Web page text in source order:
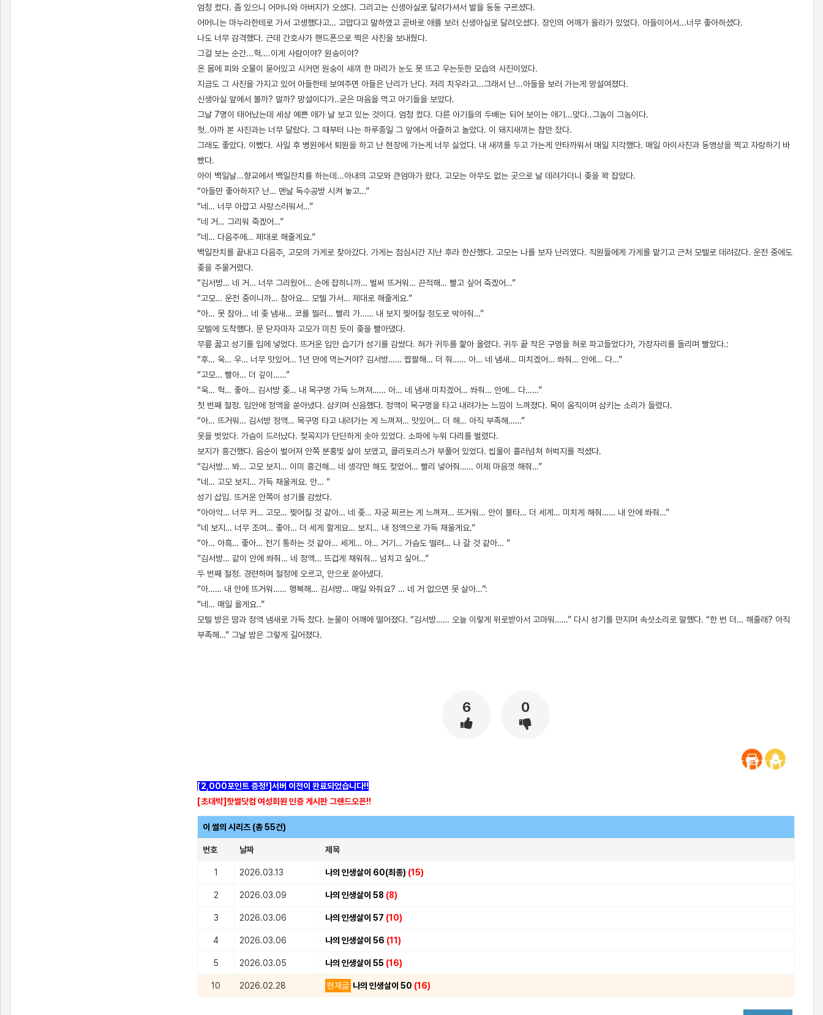
엄청 컸다. 좀 있으니 어머니와 아버지가 오셨다. 그리고는 신생아실로 달려가셔서 발을 동동 구르셨다.
어머니는 마누라한테로 가서 고생했다고… 고맙다고 말하였고 곧바로 애를 보러 신생아실로 달려오셨다. 장인의 어깨가 올라가 있었다. 아들이어서...너무 좋아하셨다.
나도 너무 감격했다. 근데 간호사가 핸드폰으로 찍은 사진을 보내줬다.
그걸 보는 순간...헉....이게 사람이야? 원숭이야?
온 몸에 피와 오물이 묻어있고 시커먼 원숭이 새끼 한 마리가 눈도 못 뜨고 우는듯한 모습의 사진이었다.
지금도 그 사진을 가지고 있어 아들한테 보여주면 아들은 난리가 난다. 저리 치우라고...그래서 난...아들을 보러 가는게 망설여졌다.
신생아실 앞에서 볼까? 말까? 망설이다가..굳은 마음을 먹고 아기들을 보았다.
그날 7명이 태어났는데 세상 예쁜 애가 날 보고 있는 것이다. 엄청 컸다. 다른 아기들의 두배는 되어 보이는 애기...맞다..그놈이 그놈이다.
헛..아까 본 사진과는 너무 달랐다. 그 때부터 나는 하루종일 그 앞에서 아즐하고 놀았다. 이 돼지새끼는 잠만 잤다.
그래도 좋았다. 이뻤다. 사일 후 병원에서 퇴원을 하고 난 현장에 가는게 너무 싫었다. 내 새끼를 두고 가는게 안타까워서 매일 지각했다. 매일 아이사진과 동영상을 찍고 자랑하기 바
빴다.
아이 백일날...향교에서 백일잔치를 하는데...아내의 고모와 큰엄마가 왔다. 고모는 아무도 없는 곳으로 날 데려가더니 좆을 꽉 잡았다.
“아들만 좋아하지? 난… 맨날 독수공방 시켜 놓고…”
“네… 너무 아깝고 사랑스러워서…”
“네 거… 그리워 죽겠어…”
“네… 다음주에… 제대로 해줄게요.”
백일잔치를 끝내고 다음주, 고모의 가게로 찾아갔다. 가게는 점심시간 지난 후라 한산했다. 고모는 나를 보자 난리였다. 직원들에게 가게를 맡기고 근처 모텔로 데려갔다. 운전 중에도
좆을 주물거렸다.
“김서방… 네 거… 너무 그리웠어… 손에 잡히니까… 벌써 뜨거워… 끈적해… 빨고 싶어 죽겠어…”
“고모… 운전 중이니까… 참아요… 모텔 가서… 제대로 해줄게요.”
“아… 못 참아… 네 좆 냄새… 코를 찔러… 빨리 가…… 내 보지 찢어질 정도로 박아줘…”
모텔에 도착했다. 문 닫자마자 고모가 미친 듯이 좆을 빨아댔다.
무릎 꿇고 성기를 입에 넣었다. 뜨거운 입안 습기가 성기를 감쌌다. 혀가 귀두를 핥아 올렸다. 귀두 끝 작은 구멍을 혀로 파고들었다가, 가장자리를 돌리며 빨았다.:
“후… 욱… 우… 너무 맛있어… 1년 만에 먹는거야? 김서방…… 짭짤해… 더 줘…… 아… 네 냄새… 미치겠어… 쏴줘… 안에… 다…”
“고모… 빨아… 더 깊이……”
“욱… 헉… 좋아… 김서방 좆… 내 목구멍 가득 느껴져…… 아… 네 냄새 미치겠어… 쏴줘… 안에… 다……”
첫 번째 절정. 입안에 정액을 쏟아냈다. 삼키며 신음했다. 정액이 목구멍을 타고 내려가는 느낌이 느껴졌다. 목이 움직이며 삼키는 소리가 들렸다.
“아… 뜨거워… 김서방 정액… 목구멍 타고 내려가는 게 느껴져… 맛있어… 더 해… 아직 부족해……”
옷을 벗었다. 가슴이 드러났다. 젖꼭지가 단단하게 솟아 있었다. 소파에 누워 다리를 벌렸다.
보지가 흥건했다. 음순이 벌어져 안쪽 분홍빛 살이 보였고, 클리토리스가 부풀어 있었다. 씹물이 흘러넘쳐 허벅지를 적셨다.
“김서방… 봐… 고모 보지… 이미 흥건해… 네 생각만 해도 젖었어… 빨리 넣어줘…… 이제 마음껏 해줘…”
“네… 고모 보지… 가득 채울게요. 안… ”
성기 삽입. 뜨거운 안쪽이 성기를 감쌌다.
“아아악… 너무 커… 고모… 찢어질 것 같아… 네 좆… 자궁 찌르는 게 느껴져… 뜨거워… 안이 불타… 더 세게… 미치게 해줘…… 내 안에 쏴줘…”
“네 보지… 너무 조여… 좋아… 더 세게 할게요… 보지… 내 정액으로 가득 채울게요.”
“아… 아흑… 좋아… 전기 통하는 것 같아… 세게… 아… 거기… 가슴도 떨려… 나 갈 것 같아… ”
”김서방… 같이 안에 쏴줘… 네 정액… 뜨겁게 채워줘… 넘치고 싶어…”
두 번째 절정. 경련하며 절정에 오르고, 안으로 쏟아냈다.
“아…… 내 안에 뜨거워…… 행복해… 김서방… 매일 와줘요? … 네 거 없으면 못 살아…”:
“네… 매일 올게요..”
모텔 방은 땀과 정액 냄새로 가득 찼다. 눈물이 어깨에 떨어졌다. “김서방…… 오늘 이렇게 위로받아서 고마워……” 다시 성기를 만지며 속삿소리로 말했다. “한 번 더… 해줄래? 아직
부족해…” 그날 밤은 그렇게 길어졌다.
6 0
[2,000포인트 증정!]서버 이전이 완료되었습니다!!
[초대박]핫썰닷컴 여성회원 인증 게시판 그랜드오픈!!
이 썰의 시리즈 (총 55건)
번호 날짜 제목
1 2026.03.13 나의 인생살이 60(최종) (15)
2 2026.03.09 나의 인생살이 58 (8)
3 2026.03.06 나의 인생살이 57 (10)
4 2026.03.06 나의 인생살이 56 (11)
5 2026.03.05 나의 인생살이 55 (16)
10 2026.02.28 현재글 나의 인생살이 50 (16)